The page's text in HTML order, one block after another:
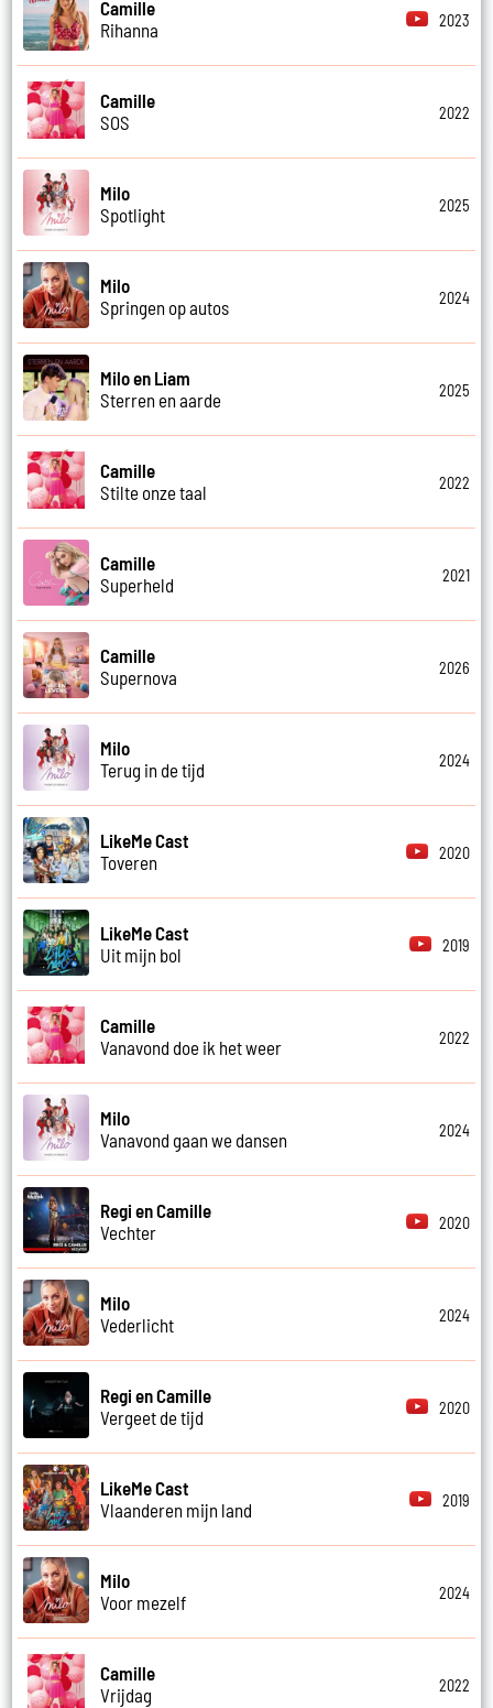
Camille
Rihanna
2023
Camille
SOS
2022
Milo
Spotlight
2025
Milo
Springen op autos
2024
Milo en Liam
Sterren en aarde
2025
Camille
Stilte onze taal
2022
Camille
Superheld
2021
Camille
Supernova
2026
Milo
Terug in de tijd
2024
LikeMe Cast
Toveren
2020
LikeMe Cast
Uit mijn bol
2019
Camille
Vanavond doe ik het weer
2022
Milo
Vanavond gaan we dansen
2024
Regi en Camille
Vechter
2020
Milo
Vederlicht
2024
Regi en Camille
Vergeet de tijd
2020
LikeMe Cast
Vlaanderen mijn land
2019
Milo
Voor mezelf
2024
Camille
Vrijdag
2022